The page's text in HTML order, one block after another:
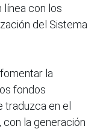
línea con los
del Sistema
la
fondos
traduzca en el
la generación